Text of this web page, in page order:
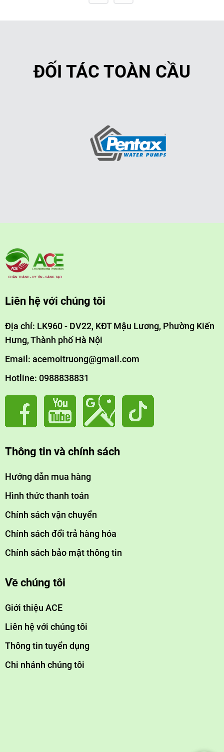
ĐỐI TÁC TOÀN CẦU
Liên hệ với chúng tôi
Địa chỉ: LK960 - DV22, KĐT Mậu Lương, Phường Kiến
Hưng, Thành phố Hà Nội
Email: acemoitruong@gmail.com
Hotline: 0988838831
Thông tin và chính sách
Hướng dẫn mua hàng
Hình thức thanh toán
Chính sách vận chuyển
Chính sách đổi trả hàng hóa
Chính sách bảo mật thông tin
Về chúng tôi
Giới thiệu ACE
Liên hệ với chúng tôi
Thông tin tuyển dụng
Chi nhánh chúng tôi